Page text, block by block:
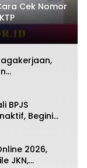
Cek Nomor
BPJS
Begini
2026,
JKN,